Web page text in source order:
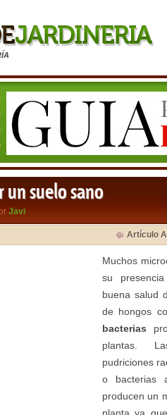
un suelo sano
Javi
Artículo
Muchos
su
buena salud
de hongos
bacterias
plantas.
pudriciones
o bacterias
producen un